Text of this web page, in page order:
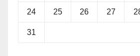
24 25 26 27
31